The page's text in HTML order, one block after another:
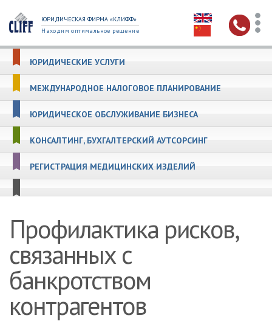
ЮРИДИЧЕСКАЯ ФИРМА «КЛИФФ»
Находим оптимальное решение
ЮРИДИЧЕСКИЕ УСЛУГИ
МЕЖДУНАРОДНОЕ НАЛОГОВОЕ ПЛАНИРОВАНИЕ
ЮРИДИЧЕСКОЕ ОБСЛУЖИВАНИЕ БИЗНЕСА
КОНСАЛТИНГ, БУХГАЛТЕРСКИЙ АУТСОРСИНГ
РЕГИСТРАЦИЯ МЕДИЦИНСКИХ ИЗДЕЛИЙ
Профилактика рисков,
связанных с
банкротством
контрагентов